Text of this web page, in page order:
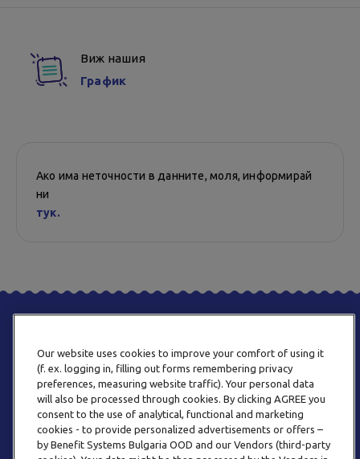
Виж нашия
График
Ако има неточности в данните, моля, информирай
ни
тук.
ТЕЛЕФОН
0800 123 92
Our website uses cookies to improve your comfort of using it
(f. ex. logging in, filling out forms remembering privacy
preferences, measuring website traffic). Your personal data
will also be processed through cookies. By clicking AGREE you
consent to the use of analytical, functional and marketing
cookies - to provide personalized advertisements or offers –
by Benefit Systems Bulgaria OOD and our Vendors (third-party